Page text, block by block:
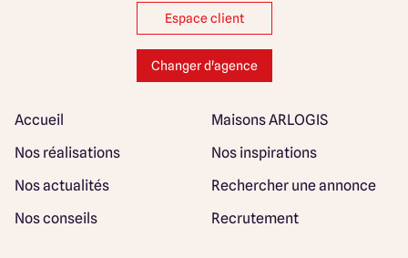
Espace client
Changer d'agence
Accueil
Maisons ARLOGIS
Nos réalisations
Nos inspirations
Nos actualités
Rechercher une annonce
Nos conseils
Recrutement